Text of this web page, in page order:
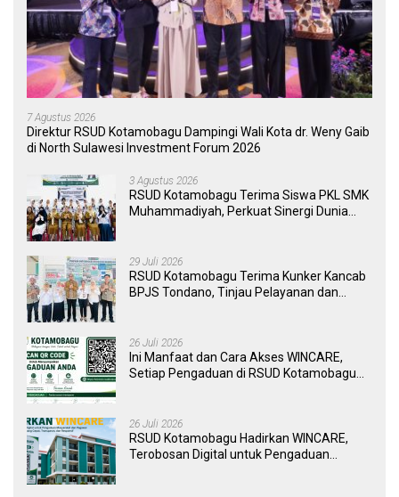
7 Agustus 2026
Direktur RSUD Kotamobagu Dampingi Wali Kota dr. Weny Gaib
di North Sulawesi Investment Forum 2026
3 Agustus 2026
RSUD Kotamobagu Terima Siswa PKL SMK
Muhammadiyah, Perkuat Sinergi Dunia
29 Juli 2026
RSUD Kotamobagu Terima Kunker Kancab
BPJS Tondano, Tinjau Pelayanan dan
26 Juli 2026
Ini Manfaat dan Cara Akses WINCARE,
Setiap Pengaduan di RSUD Kotamobagu
26 Juli 2026
RSUD Kotamobagu Hadirkan WINCARE,
Terobosan Digital untuk Pengaduan